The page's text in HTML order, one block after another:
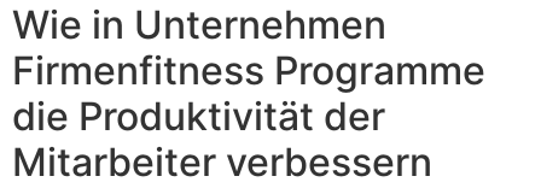
Wie in Unternehmen
Firmenfitness Programme
die Produktivität der
Mitarbeiter verbessern